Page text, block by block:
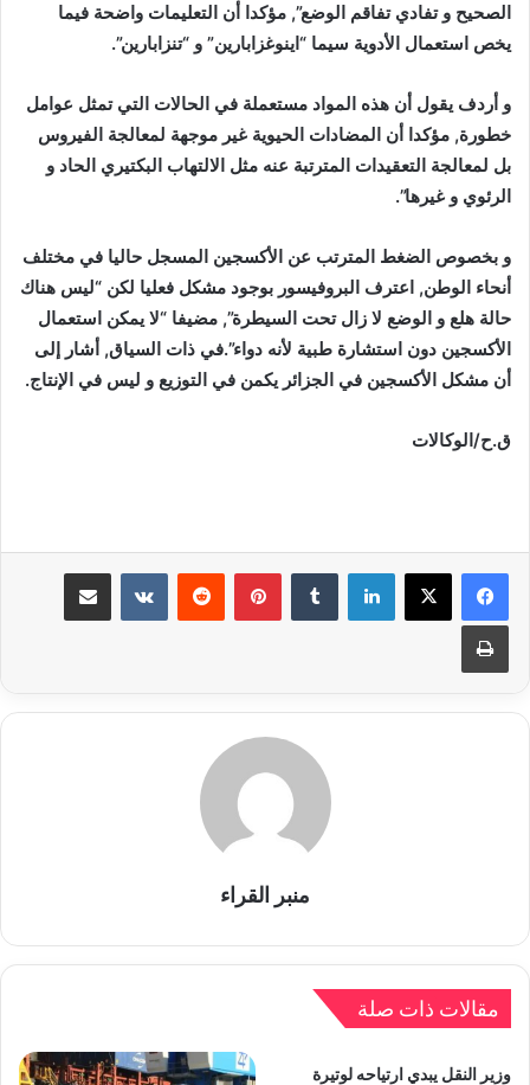
الصحيح و تفادي تفاقم الوضع”, مؤكدا أن التعليمات واضحة فيما
يخص استعمال الأدوية سيما “اينوغزابارين” و “تنزابارين”.
و أردف يقول أن هذه المواد مستعملة في الحالات التي تمثل عوامل
خطورة, مؤكدا أن المضادات الحيوية غير موجهة لمعالجة الفيروس
بل لمعالجة التعقيدات المترتبة عنه مثل الالتهاب البكتيري الحاد و
الرئوي و غيرها”.
و بخصوص الضغط المترتب عن الأكسجين المسجل حاليا في مختلف
أنحاء الوطن, اعترف البروفيسور بوجود مشكل فعليا لكن “ليس هناك
حالة هلع و الوضع لا زال تحت السيطرة”, مضيفا “لا يمكن استعمال
الأكسجين دون استشارة طبية لأنه دواء”.في ذات السياق, أشار إلى
أن مشكل الأكسجين في الجزائر يكمن في التوزيع و ليس في الإنتاج.
ق.ح/الوكالات
لينكدإن بينتيريست
طباعة
منبر القراء
مقالات ذات صلة
وزير النقل يبدي ارتياحه لوتيرة